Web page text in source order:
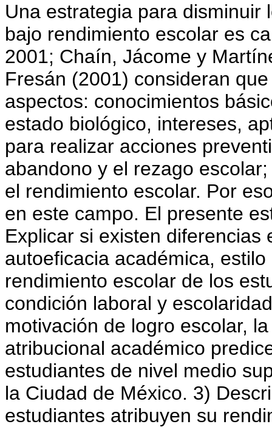
Una estrategia para disminuir
bajo rendimiento escolar es
2001; Chaín, Jácome y
Fresán (2001) consideran
aspectos: conocimientos
estado biológico, intereses,
para realizar acciones
abandono y el rezago
el rendimiento escolar. Por
en este campo. El presente
Explicar si existen diferencias
autoeficacia académica,
rendimiento escolar de los
condición laboral y
motivación de logro escolar,
atribucional académico
estudiantes de nivel medio
la Ciudad de México. 3)
estudiantes atribuyen su